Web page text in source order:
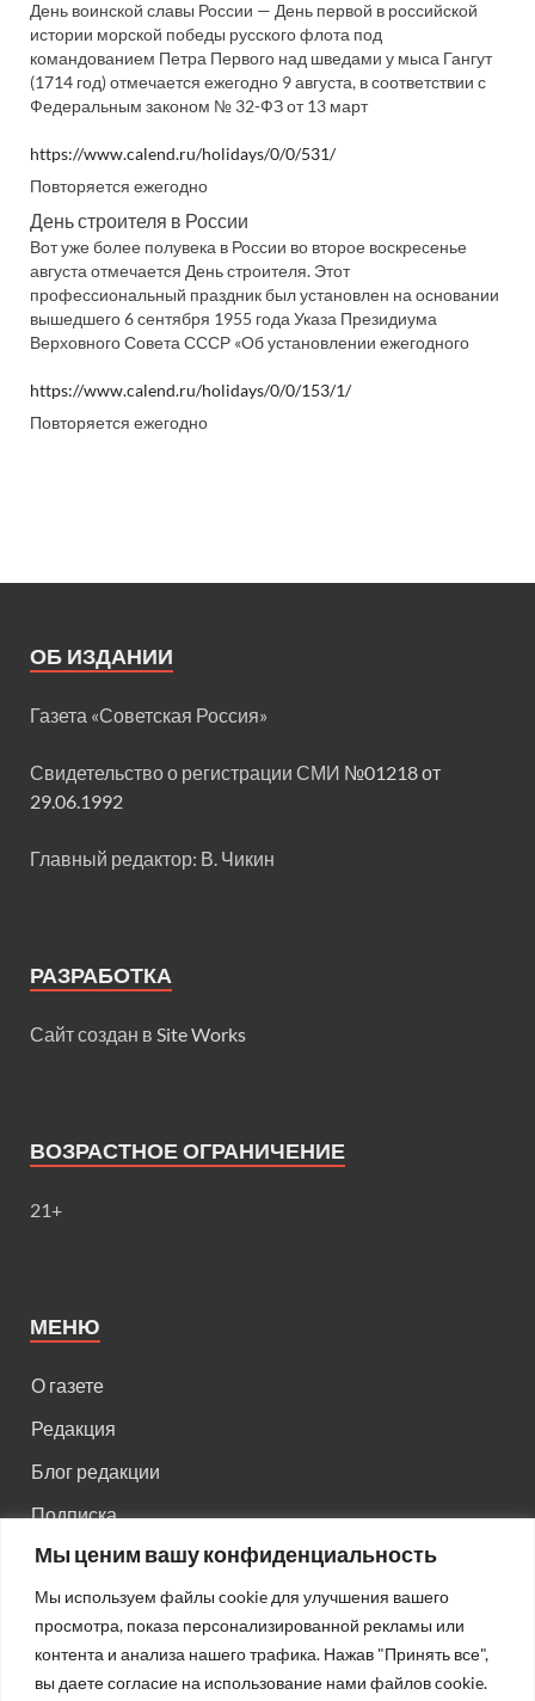
Мы ценим вашу конфиденциальность
Мы используем файлы cookie для улучшения вашего
просмотра, показа персонализированной рекламы или
контента и анализа нашего трафика. Нажав "Принять все",
вы даете согласие на использование нами файлов cookie.
День воинской славы России — День первой в российской
истории морской победы русского флота под
командованием Петра Первого над шведами у мыса Гангут
(1714 год) отмечается ежегодно 9 августа, в соответствии с
Федеральным законом № 32-ФЗ от 13 март
https://www.calend.ru/holidays/0/0/531/
Повторяется ежегодно
День строителя в России
Вот уже более полувека в России во второе воскресенье
августа отмечается День строителя. Этот
профессиональный праздник был установлен на основании
вышедшего 6 сентября 1955 года Указа Президиума
Верховного Совета СССР «Об установлении ежегодного
https://www.calend.ru/holidays/0/0/153/1/
Повторяется ежегодно
ОБ ИЗДАНИИ
Газета «Советская Россия»
Свидетельство о регистрации СМИ №01218 от
29.06.1992
Главный редактор: В. Чикин
РАЗРАБОТКА
Сайт создан в Site Works
ВОЗРАСТНОЕ ОГРАНИЧЕНИЕ
21+
МЕНЮ
О газете
Редакция
Блог редакции
Подписка
Правила поведения на сайте
Реклама
Старый HTML сайт